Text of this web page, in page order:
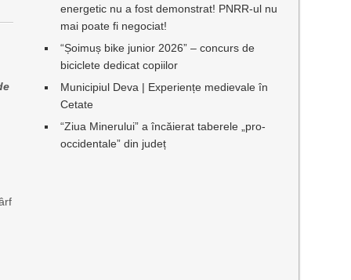
energetic nu a fost demonstrat! PNRR-ul nu
mai poate fi negociat!
“Șoimuș bike junior 2026” – concurs de
biciclete dedicat copiilor
Municipiul Deva | Experiențe medievale în
Cetate
“Ziua Minerului” a încăierat taberele „pro-
occidentale” din județ